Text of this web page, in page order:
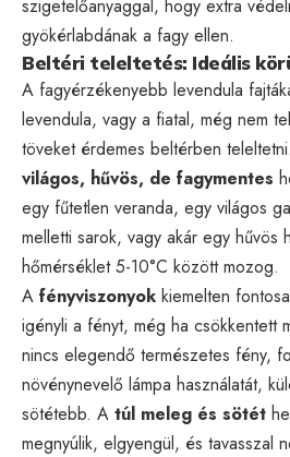
szigetelőanyaggal, hogy extra
gyökérlabdának a fagy ellen.
Beltéri teleltetés: Ideális
A fagyérzékenyebb levendula
levendula, vagy a fiatal, még nem
töveket érdemes beltérben
világos, hűvös, de fagymentes
egy fűtetlen veranda, egy világos
melletti sarok, vagy akár egy hűvös
hőmérséklet 5-10°C között mozog.
A fényviszonyok kiemelten
igényli a fényt, még ha csökkentett
nincs elegendő természetes fény,
növénynevelő lámpa használatát,
sötétebb. A túl meleg és sötét
megnyúlik, elgyengül, és tavasszal